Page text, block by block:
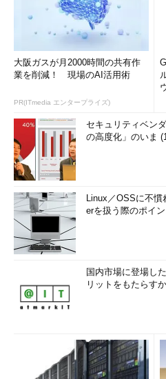
大阪ガスが月2000時間の共有作
業を削減！ 現場のAI活用術
PR(ITmedia エンタープライズ)
セキュリティベン
の高度化」のいま
Linux／OSSに不
erを扱う際のポイン
国内市場に登場し
リットをもたらすか